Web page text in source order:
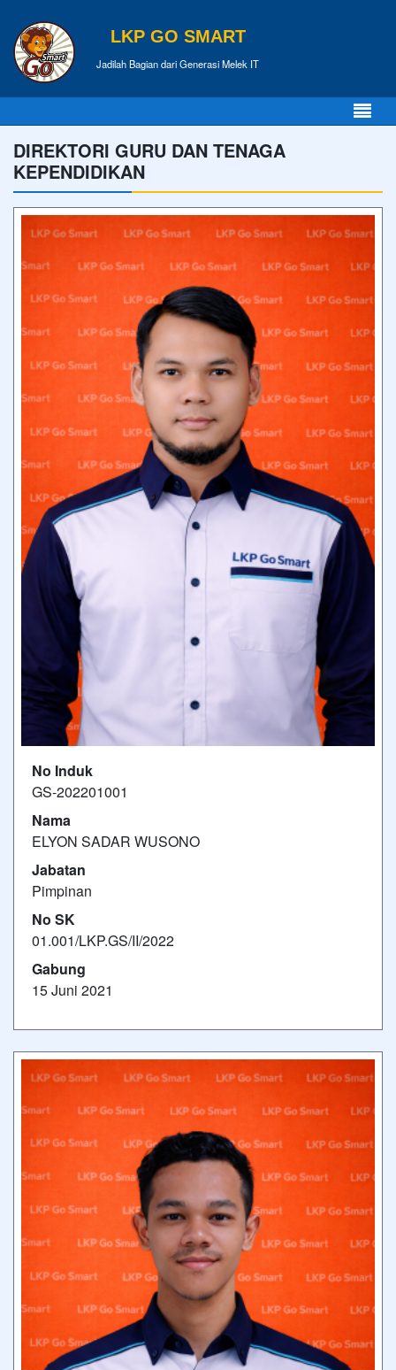
LKP GO SMART
Jadilah Bagian dari Generasi Melek IT
DIREKTORI GURU DAN TENAGA
KEPENDIDIKAN
No Induk
GS-202201001
Nama
ELYON SADAR WUSONO
Jabatan
Pimpinan
No SK
01.001/LKP.GS/II/2022
Gabung
15 Juni 2021